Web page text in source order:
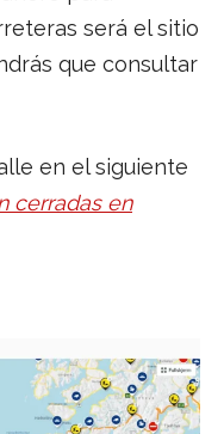
será el sitio
que consultar
en el siguiente
cerradas en